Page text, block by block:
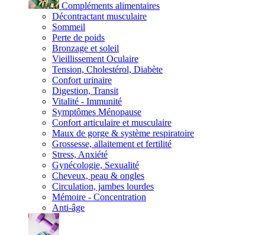
Compléments alimentaires
Décontractant musculaire
Sommeil
Perte de poids
Bronzage et soleil
Vieillissement Oculaire
Tension, Cholestérol, Diabète
Confort urinaire
Digestion, Transit
Vitalité - Immunité
Symptômes Ménopause
Confort articulaire et musculaire
Maux de gorge & système respiratoire
Grossesse, allaitement et fertilité
Stress, Anxiété
Gynécologie, Sexualité
Cheveux, peau & ongles
Circulation, jambes lourdes
Mémoire - Concentration
Anti-âge